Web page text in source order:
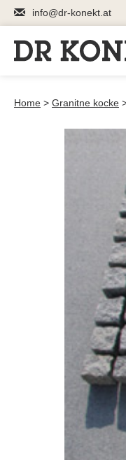
info@dr-konekt.at
Home > Granitne kocke